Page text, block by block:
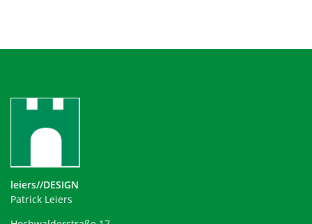
leiers//DESIGN
Patrick Leiers